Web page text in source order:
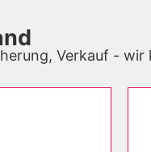
Verkauf - wir